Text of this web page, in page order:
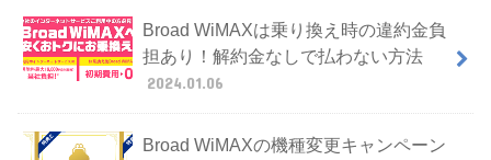
Broad WiMAXは乗り換え時の違約金負
担あり！解約金なしで払わない方法
2024.01.06
Broad WiMAXの機種変更キャンペーン